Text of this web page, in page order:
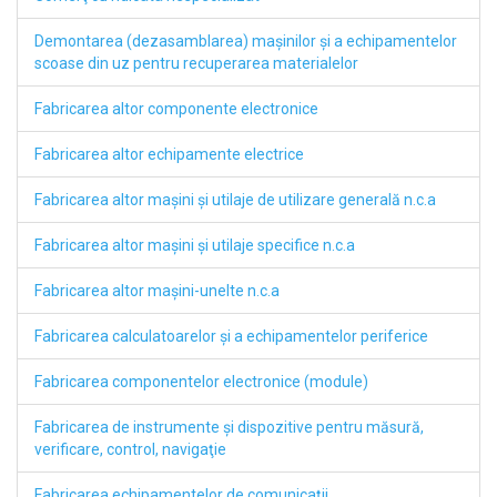
Demontarea (dezasamblarea) maşinilor şi a echipamentelor
scoase din uz pentru recuperarea materialelor
Fabricarea altor componente electronice
Fabricarea altor echipamente electrice
Fabricarea altor maşini şi utilaje de utilizare generală n.c.a
Fabricarea altor maşini şi utilaje specifice n.c.a
Fabricarea altor maşini-unelte n.c.a
Fabricarea calculatoarelor şi a echipamentelor periferice
Fabricarea componentelor electronice (module)
Fabricarea de instrumente şi dispozitive pentru măsură,
verificare, control, navigaţie